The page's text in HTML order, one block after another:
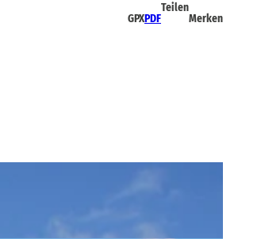
GPXPDF
Teilen
Merken